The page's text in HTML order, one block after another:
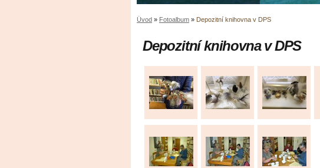
Úvod » Fotoalbum » Depozitní knihovna v DPS
Depozitní knihovna v DPS